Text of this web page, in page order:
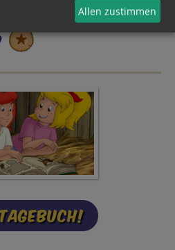
Allen zustimmen